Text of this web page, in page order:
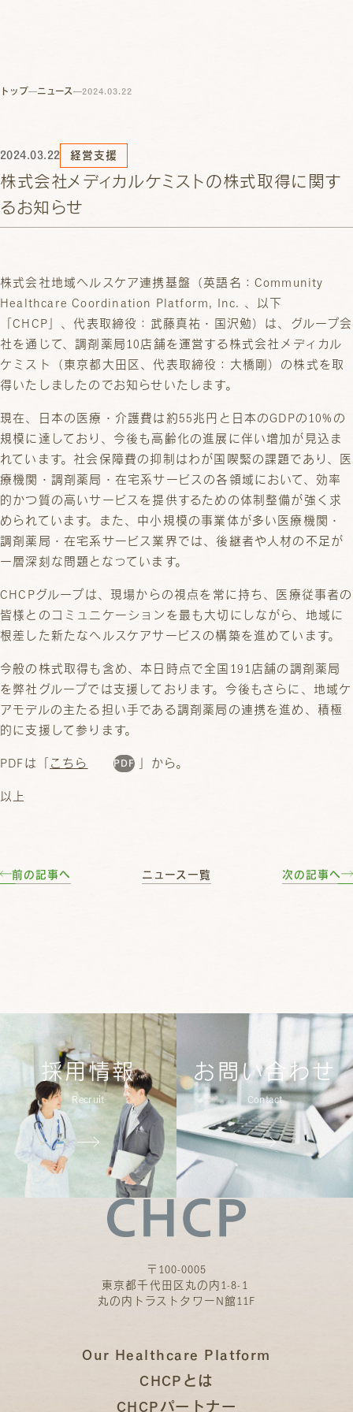
トップ ニュース 2024.03.22
2024.03.22 経営支援
株式会社メディカルケミストの株式取得に関す
るお知らせ
株式会社地域ヘルスケア連携基盤（英語名：Community
Healthcare Coordination Platform, Inc. 、以下
「CHCP」、代表取締役：武藤真祐・国沢勉）は、グループ会
社を通じて、調剤薬局10店舗を運営する株式会社メディカル
ケミスト（東京都大田区、代表取締役：大橋剛）の株式を取
得いたしましたのでお知らせいたします。
現在、日本の医療・介護費は約55兆円と日本のGDPの10%の
規模に達しており、今後も高齢化の進展に伴い増加が見込ま
れています。社会保障費の抑制はわが国喫緊の課題であり、医
療機関・調剤薬局・在宅系サービスの各領域において、効率
的かつ質の高いサービスを提供するための体制整備が強く求
められています。また、中小規模の事業体が多い医療機関・
調剤薬局・在宅系サービス業界では、後継者や人材の不足が
一層深刻な問題となっています。
CHCPグループは、現場からの視点を常に持ち、医療従事者の
皆様とのコミュニケーションを最も大切にしながら、地域に
根差した新たなヘルスケアサービスの構築を進めています。
今般の株式取得も含め、本日時点で全国191店舗の調剤薬局
を弊社グループでは支援しております。今後もさらに、地域ケ
アモデルの主たる担い手である調剤薬局の連携を進め、積極
的に支援して参ります。
PDFは「 こちら 」から。
以上
前の記事へ ニュース一覧 次の記事へ
採用情報
Recruit
お問い合わせ
Contact
〒100-0005
東京都千代田区丸の内1-8-1
丸の内トラストタワーN館11F
Our Healthcare Platform
CHCPとは
CHCPパートナー